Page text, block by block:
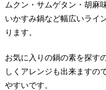
ムクン・サムゲタン・胡麻
いかすみ鍋など幅広いライ
ります。
お気に入りの鍋の素を探す
しくアレンジも出来ますの
やすいです。